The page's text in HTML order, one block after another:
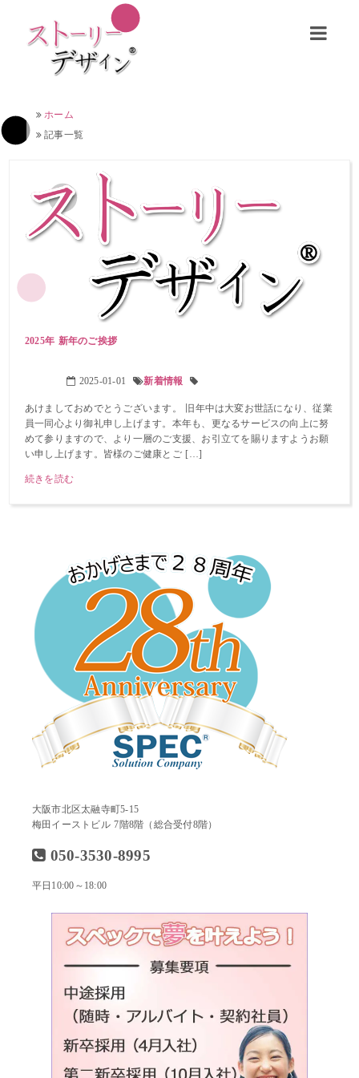
ホーム
記事一覧
2025年 新年のご挨拶
2025-01-01 新着情報
あけましておめでとうございます。 旧年中は大変お世話になり、従業
員一同心より御礼申し上げます。本年も、更なるサービスの向上に努
めて参りますので、より一層のご支援、お引立てを賜りますようお願
い申し上げます。皆様のご健康とご […]
続きを読む
大阪市北区太融寺町5-15
梅田イーストビル 7階8階（総合受付8階）
050-3530-8995
平日10:00～18:00